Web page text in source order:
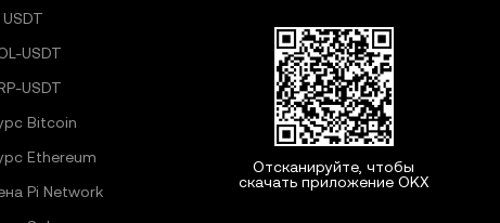
USDT
USDT
USDT
Bitcoin
Ethereum
Pi Network
Отсканируйте, чтобы
скачать приложение OKX